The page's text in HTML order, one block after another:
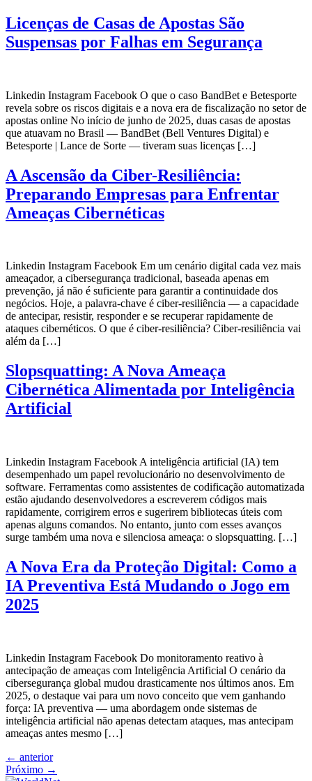
Licenças de Casas de Apostas São
Suspensas por Falhas em Segurança
Linkedin Instagram Facebook O que o caso BandBet e Betesporte
revela sobre os riscos digitais e a nova era de fiscalização no setor de
apostas online No início de junho de 2025, duas casas de apostas
que atuavam no Brasil — BandBet (Bell Ventures Digital) e
Betesporte | Lance de Sorte — tiveram suas licenças […]
A Ascensão da Ciber-Resiliência:
Preparando Empresas para Enfrentar
Ameaças Cibernéticas
Linkedin Instagram Facebook Em um cenário digital cada vez mais
ameaçador, a cibersegurança tradicional, baseada apenas em
prevenção, já não é suficiente para garantir a continuidade dos
negócios. Hoje, a palavra-chave é ciber-resiliência — a capacidade
de antecipar, resistir, responder e se recuperar rapidamente de
ataques cibernéticos. O que é ciber-resiliência? Ciber-resiliência vai
além da […]
Slopsquatting: A Nova Ameaça
Cibernética Alimentada por Inteligência
Artificial
Linkedin Instagram Facebook A inteligência artificial (IA) tem
desempenhado um papel revolucionário no desenvolvimento de
software. Ferramentas como assistentes de codificação automatizada
estão ajudando desenvolvedores a escreverem códigos mais
rapidamente, corrigirem erros e sugerirem bibliotecas úteis com
apenas alguns comandos. No entanto, junto com esses avanços
surge também uma nova e silenciosa ameaça: o slopsquatting. […]
A Nova Era da Proteção Digital: Como a
IA Preventiva Está Mudando o Jogo em
2025
Linkedin Instagram Facebook Do monitoramento reativo à
antecipação de ameaças com Inteligência Artificial O cenário da
cibersegurança global mudou drasticamente nos últimos anos. Em
2025, o destaque vai para um novo conceito que vem ganhando
força: IA preventiva — uma abordagem onde sistemas de
inteligência artificial não apenas detectam ataques, mas antecipam
ameaças antes mesmo […]
← anterior
Próximo →